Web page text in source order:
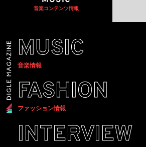
音楽コンテンツ情報
MUSIC
音楽情報
FASHION
ファッション情報
INTERVIEW